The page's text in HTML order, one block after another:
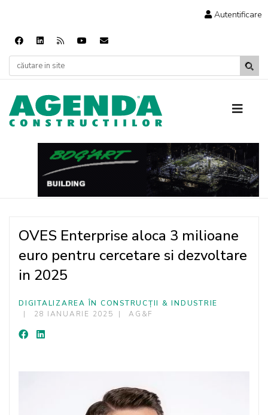
Autentificare
OVES Enterprise aloca 3 milioane
euro pentru cercetare si dezvoltare
in 2025
DIGITALIZAREA ÎN CONSTRUCȚII & INDUSTRIE
28 IANUARIE 2025
AG&F